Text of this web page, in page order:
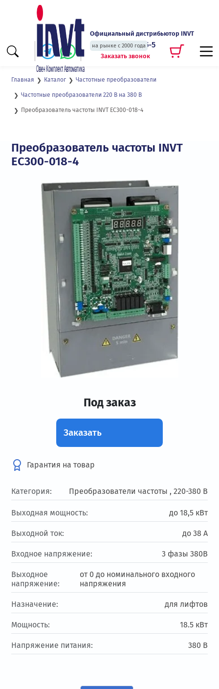
Официальный дистрибьютор INVT
на рынке с 2000 года
+7 (495) 135-135-5
Заказать звонок
Главная Каталог Частотные преобразователи
Частотные преобразователи 220 В на 380 В
Преобразователь частоты INVT EC300-018-4
Преобразователь частоты INVT
EC300-018-4
Под заказ
Заказать
Гарантия на товар
Категория: Преобразователи частоты , 220-380 В
Выходная мощность: до 18,5 кВт
Выходной ток: до 38 А
Входное напряжение: 3 фазы 380В
Выходное
напряжение:
от 0 до номинального входного
напряжения
Назначение: для лифтов
Мощность: 18.5 кВт
Напряжение питания: 380 В